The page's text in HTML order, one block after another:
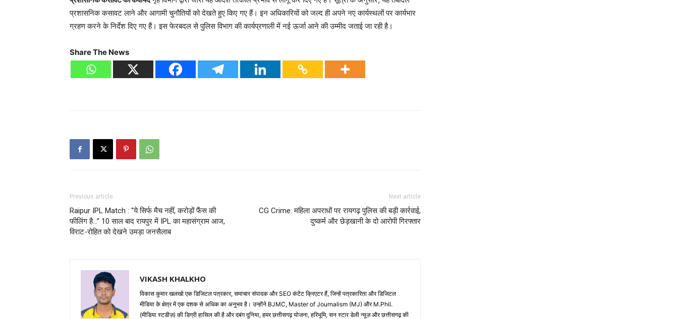
प्रशासनिक कसावट लाने और आगामी चुनौतियों को देखते हुए किए गए हैं। इन अधिकारियों को जल्द ही अपने नए कार्यस्थलों पर कार्यभार
ग्रहण करने के निर्देश दिए गए हैं। इस फेरबदल से पुलिस विभाग की कार्यप्रणाली में नई ऊर्जा आने की उम्मीद जताई जा रही है।
Share The News
Previous article
Raipur IPL Match : “ये सिर्फ मैच नहीं, करोड़ों फैंस की
फीलिंग है…” 10 साल बाद रायपुर में IPL का महासंग्राम आज,
विराट-रोहित को देखने उमड़ा जनसैलाब
Next article
CG Crime: महिला अपराधों पर रायगढ़ पुलिस की बड़ी कार्रवाई,
दुष्कर्म और छेड़खानी के दो आरोपी गिरफ्तार
VIKASH KHALKHO
विकास कुमार खलखो एक डिजिटल पत्रकार, समाचार संपादक और SEO कंटेंट क्रिएटर हैं, जिन्हें पत्रकारिता और डिजिटल
मीडिया के क्षेत्र में एक दशक से अधिक का अनुभव है। उन्होंने BJMC, Master of Journalism (MJ) और M.Phil.
(मीडिया स्टडीज़) की डिग्री हासिल की है और दबंग दुनिया, हमर छत्तीसगढ़ योजना, हरिभूमि, सन स्टार डेली न्यूज़ और छत्तीसगढ़ की